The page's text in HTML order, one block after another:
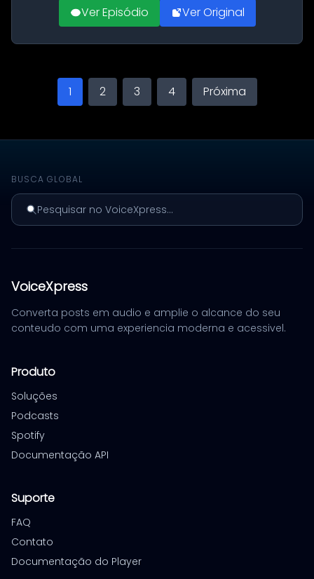
Ver Episódio Ver Original
1 2 3 4 Próxima
BUSCA GLOBAL
Pesquisar no VoiceXpress...
VoiceXpress
Converta posts em audio e amplie o alcance do seu
conteudo com uma experiencia moderna e acessivel.
Produto
Soluções
Podcasts
Spotify
Documentação API
Suporte
FAQ
Contato
Documentação do Player